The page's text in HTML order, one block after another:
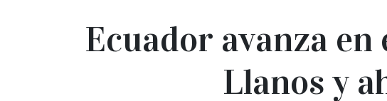
Ecuador avanza
Llanos y